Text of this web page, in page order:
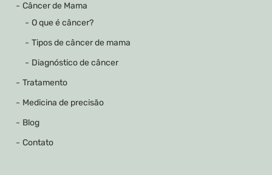
Câncer de Mama
O que é câncer?
Tipos de câncer de mama
Diagnóstico de câncer
Tratamento
Medicina de precisão
Blog
Contato